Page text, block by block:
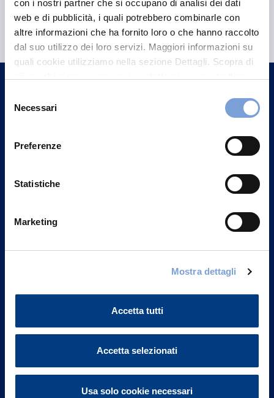
con i nostri partner che si occupano di analisi dei dati
web e di pubblicità, i quali potrebbero combinarle con
altre informazioni che ha fornito loro o che hanno raccolto
dal suo utilizzo dei loro servizi. Maggiori informazioni su
quali cookie utilizziamo nella sezione Dettagli. Scopra di
può trovare nel footer del sito nella sezione "Informativa
delNecessari
Preferenze
Statistiche
Marketing
Mostra dettagli
Accetta tutti
Accetta selezionati
Usa solo cookie necessari
Hai bisogno di
informazioni?
Trova l'Agenzia più vicina a te e parla con
Contattaci
Vittoria Assicurazioni S.p.A.
20149 Milano
Part. IVA 01329510158
FAQ